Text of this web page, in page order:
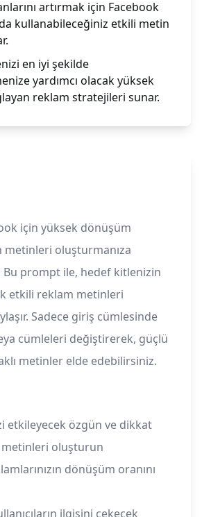
artırmak için Facebook
kullanabileceğiniz etkili metin
en iyi şekilde
yardımcı olacak yüksek
reklam stratejileri sunar.
için yüksek dönüşüm
metinleri oluşturmanıza
Bu prompt ile, hedef kitlenizin
etkili reklam metinleri
Sadece giriş cümlesinde
cümleleri değiştirerek, güçlü
metinler elde edebilirsiniz.
etkileyecek özgün ve dikkat
oluşturun
dönüşüm oranını
ilgisini çekecek